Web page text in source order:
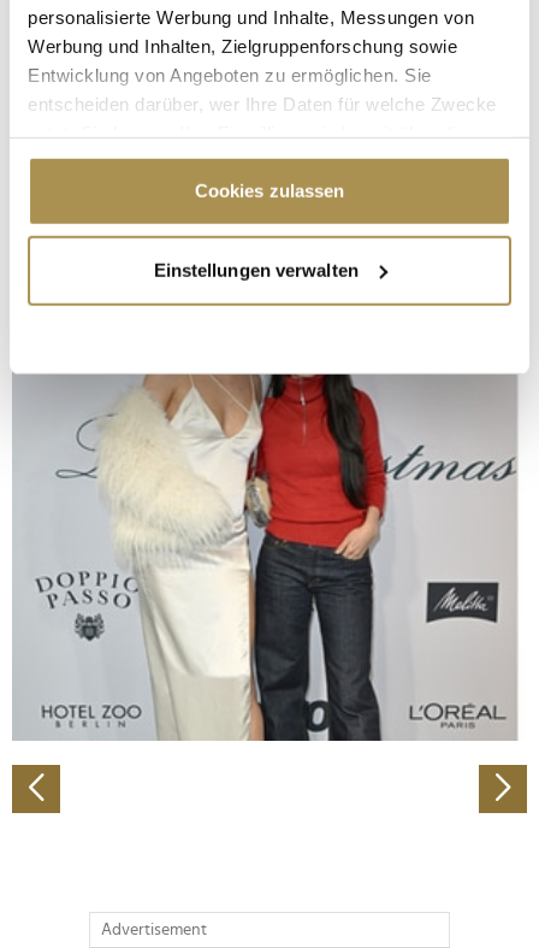
personalisierte Werbung und Inhalte, Messungen von
Werbung und Inhalten, Zielgruppenforschung sowie
Entwicklung von Angeboten zu ermöglichen. Sie
entscheiden darüber, wer Ihre Daten für welche Zwecke
Cookie-Erklärung oder durch Klicken auf das Privacy
Trigger Symbol ändern oder widerrufen
Informationen über Ihre geografische Lage
erfassen, welche bis auf einige Meter genau sein
bestimmten Merkmalen (Fingerprinting) identifizieren
Erfahren Sie mehr darüber, wie Ihre persönlichen Daten
verarbeitet werden, und legen Sie Ihre Präferenzen im
Abschnitt Einzelheiten
fest.
Wir verwenden Cookies, um Inhalte und Anzeigen zu
personalisieren, Funktionen für soziale Medien anbieten
zu können und die Zugriffe auf unsere Website zu
analysieren. Außerdem geben wir Informationen zu Ihrer
Verwendung unserer Website an unsere Partner für
soziale Medien, Werbung und Analysen weiter. Unsere
Partner führen diese Informationen möglicherweise mit
haben oder die sie im Rahmen Ihrer Nutzung der Dienste
gesammelt haben.
Cookies zulassen
Einstellungen verwalten
Advertisement